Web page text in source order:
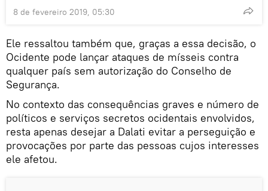
8 de fevereiro 2019, 05:30
Ele ressaltou também que, graças a essa decisão, o
Ocidente pode lançar ataques de mísseis contra
qualquer país sem autorização do Conselho de
Segurança.
No contexto das consequências graves e número de
políticos e serviços secretos ocidentais envolvidos,
resta apenas desejar a Dalati evitar a perseguição e
provocações por parte das pessoas cujos interesses
ele afetou.